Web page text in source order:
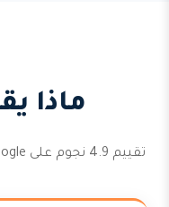
ماذا
تقييم 4.9 نجوم على Google — الأندلس وجميع مناطق الكويت